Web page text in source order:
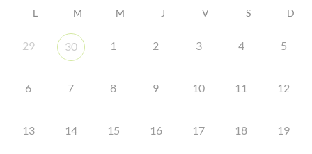
L M M J V S D
29 30 1 2 3 4 5
6 7 8 9 10 11 12
13 14 15 16 17 18 19